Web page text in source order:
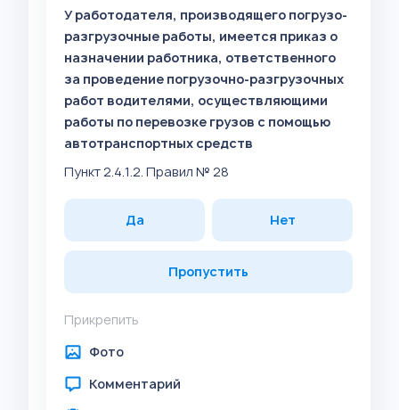
У работодателя, производящего погрузо-
разгрузочные работы, имеется приказ о
назначении работника, ответственного
за проведение погрузочно-разгрузочных
работ водителями, осуществляющими
работы по перевозке грузов с помощью
автотранспортных средств
Пункт 2.4.1.2. Правил № 28
Да Нет
Пропустить
Прикрепить
Фото
Комментарий